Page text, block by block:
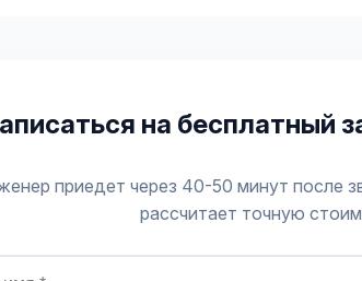
на бесплатный
приедет через 40-50 минут после
рассчитает точную